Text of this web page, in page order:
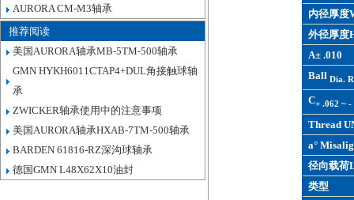
AURORA CM-M3轴承
推荐阅读
美国AURORA轴承MB-5TM-500轴承
GMN HYKH6011CTAP4+DUL角接触球轴
承
ZWICKER轴承使用中的注意事项
美国AURORA轴承HXAB-7TM-500轴承
BARDEN 61816-RZ深沟球轴承
德国GMN L48X62X10油封
内径厚度
外径厚度
A± .010
BallDia.
C+ .062 ~ -
Thread
a°
径向载荷
类型